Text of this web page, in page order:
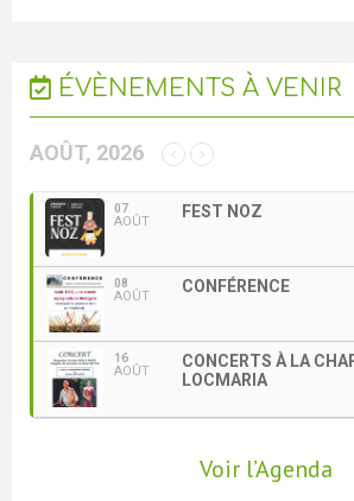
ÉVÈNEMENTS À VENIR
AOÛT, 2026
07
AOÛT
FEST NOZ
08
AOÛT
CONFÉRENCE
16
AOÛT
CONCERTS À LA
LOCMARIA
Voir l’Agenda